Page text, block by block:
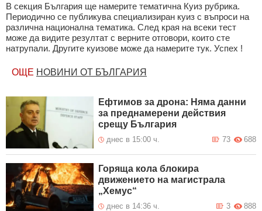
В секция България ще намерите тематична Куиз рубрика.
Периодично се публикува специализиран куиз с въпроси на
различна национална тематика. След края на всеки тест
може да видите резултат с верните отговори, които сте
натрупали. Другите куизове може да намерите тук. Успех !
ОЩЕ НОВИНИ ОТ БЪЛГАРИЯ
Ефтимов за дрона: Няма данни
за преднамерени действия
срещу България
днес в 15:00 ч. 688
73
Горяща кола блокира
движението на магистрала
„Хемус“
днес в 14:36 ч. 888
3